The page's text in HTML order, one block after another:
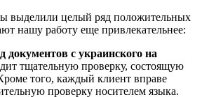
выделили целый ряд положительных
нашу работу еще привлекательнее:
документов с украинского на
тщательную проверку, состоящую
того, каждый клиент вправе
проверку носителем языка.